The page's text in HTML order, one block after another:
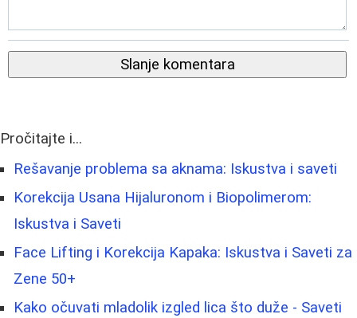
Slanje komentara
Pročitajte i...
Rešavanje problema sa aknama: Iskustva i saveti
Korekcija Usana Hijaluronom i Biopolimerom:
Iskustva i Saveti
Face Lifting i Korekcija Kapaka: Iskustva i Saveti za
Zene 50+
Kako očuvati mladolik izgled lica što duže - Saveti